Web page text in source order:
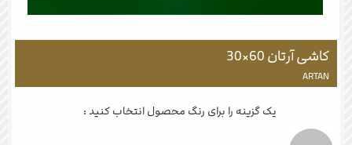
کاشی آرتان 60×30
ARTAN
یک گزینه را برای رنگ محصول انتخاب کنید :